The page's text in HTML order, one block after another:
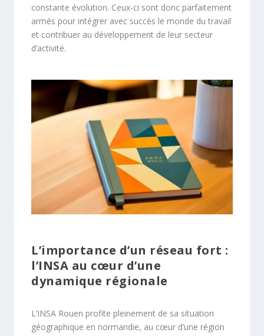
constante évolution. Ceux-ci sont donc parfaitement
armés pour intégrer avec succès le monde du travail
et contribuer au développement de leur secteur
d’activité.
L’importance d’un réseau fort :
l’INSA au cœur d’une
dynamique régionale
L’INSA Rouen profite pleinement de sa situation
géographique en normandie, au cœur d’une région